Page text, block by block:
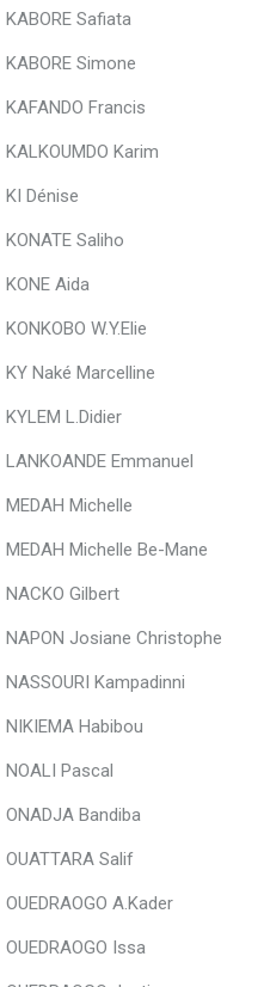
KABORE Safiata
KABORE Simone
KAFANDO Francis
KALKOUMDO Karim
KI Dénise
KONATE Saliho
KONE Aida
KONKOBO W.Y.Elie
KY Naké Marcelline
KYLEM L.Didier
LANKOANDE Emmanuel
MEDAH Michelle
MEDAH Michelle Be-Mane
NACKO Gilbert
NAPON Josiane Christophe
NASSOURI Kampadinni
NIKIEMA Habibou
NOALI Pascal
ONADJA Bandiba
OUATTARA Salif
OUEDRAOGO A.Kader
OUEDRAOGO Issa